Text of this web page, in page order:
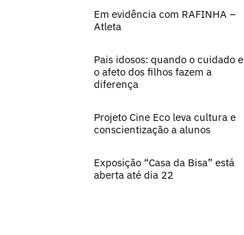
Em evidência com RAFINHA –
Atleta
Pais idosos: quando o cuidado e
o afeto dos filhos fazem a
diferença
Projeto Cine Eco leva cultura e
conscientização a alunos
Exposição “Casa da Bisa” está
aberta até dia 22